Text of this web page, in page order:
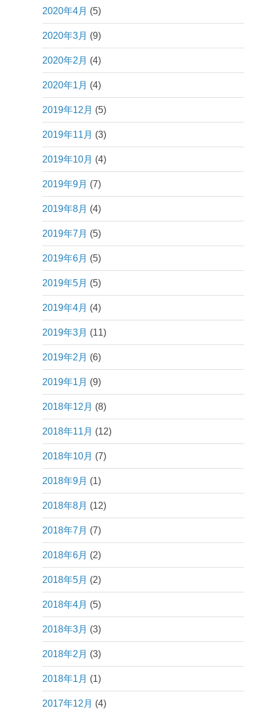
2020年4月 (5)
2020年3月 (9)
2020年2月 (4)
2020年1月 (4)
2019年12月 (5)
2019年11月 (3)
2019年10月 (4)
2019年9月 (7)
2019年8月 (4)
2019年7月 (5)
2019年6月 (5)
2019年5月 (5)
2019年4月 (4)
2019年3月 (11)
2019年2月 (6)
2019年1月 (9)
2018年12月 (8)
2018年11月 (12)
2018年10月 (7)
2018年9月 (1)
2018年8月 (12)
2018年7月 (7)
2018年6月 (2)
2018年5月 (2)
2018年4月 (5)
2018年3月 (3)
2018年2月 (3)
2018年1月 (1)
2017年12月 (4)